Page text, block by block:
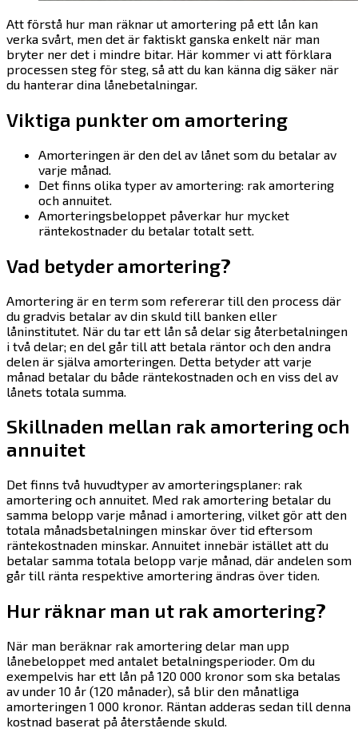
Att förstå hur man räknar ut amortering på ett lån kan
verka svårt, men det är faktiskt ganska enkelt när man
bryter ner det i mindre bitar. Här kommer vi att förklara
processen steg för steg, så att du kan känna dig säker när
du hanterar dina lånebetalningar.
Viktiga punkter om amortering
Amorteringen är den del av lånet som du betalar av
varje månad.
Det finns olika typer av amortering: rak amortering
och annuitet.
Amorteringsbeloppet påverkar hur mycket
räntekostnader du betalar totalt sett.
Vad betyder amortering?
Amortering är en term som refererar till den process där
du gradvis betalar av din skuld till banken eller
låninstitutet. När du tar ett lån så delar sig återbetalningen
i två delar; en del går till att betala räntor och den andra
delen är själva amorteringen. Detta betyder att varje
månad betalar du både räntekostnaden och en viss del av
lånets totala summa.
Skillnaden mellan rak amortering och
annuitet
Det finns två huvudtyper av amorteringsplaner: rak
amortering och annuitet. Med rak amortering betalar du
samma belopp varje månad i amortering, vilket gör att den
totala månadsbetalningen minskar över tid eftersom
räntekostnaden minskar. Annuitet innebär istället att du
betalar samma totala belopp varje månad, där andelen som
går till ränta respektive amortering ändras över tiden.
Hur räknar man ut rak amortering?
När man beräknar rak amortering delar man upp
lånebeloppet med antalet betalningsperioder. Om du
exempelvis har ett lån på 120 000 kronor som ska betalas
av under 10 år (120 månader), så blir den månatliga
amorteringen 1 000 kronor. Räntan adderas sedan till denna
kostnad baserat på återstående skuld.